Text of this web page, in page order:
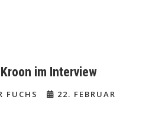
im Interview
FUCHS
22. FEBRUAR